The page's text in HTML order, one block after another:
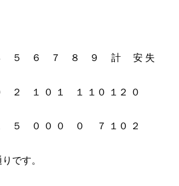
５ ６ ７ ８ ９ 計 安 失
１ ０ １ １ １０ １２ ０
０ ０ ０ ０ ７ １０ ２
です。